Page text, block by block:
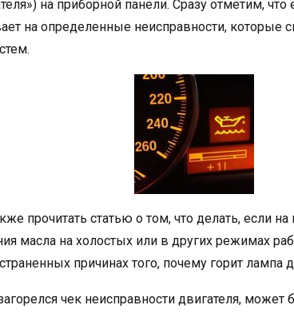
на приборной панели. Сразу отметим, что
на определенные неисправности, которые
прочитать статью о том, что делать, если на
масла на холостых или в других режимах
причинах того, почему горит лампа
чек неисправности двигателя, может